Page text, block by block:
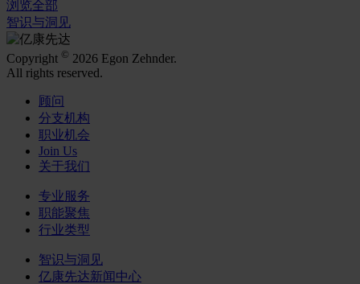
浏览全部
智识与洞见
Copyright © 2026 Egon Zehnder.
All rights reserved.
顾问
分支机构
职业机会
Join Us
关于我们
专业服务
职能聚焦
行业类型
智识与洞见
亿康先达新闻中心